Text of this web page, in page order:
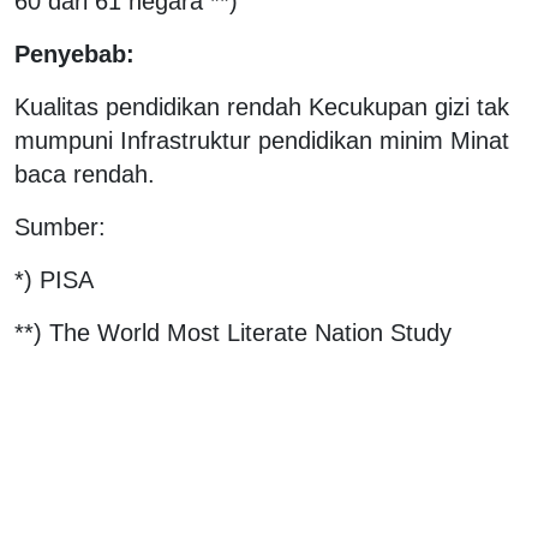
Penyebab:
Kualitas pendidikan rendah Kecukupan gizi tak
mumpuni Infrastruktur pendidikan minim Minat
baca rendah.
Sumber:
*) PISA
**) The World Most Literate Nation Study